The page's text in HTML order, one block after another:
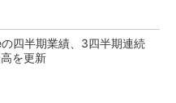
四半期業績、3四半期連続
を更新